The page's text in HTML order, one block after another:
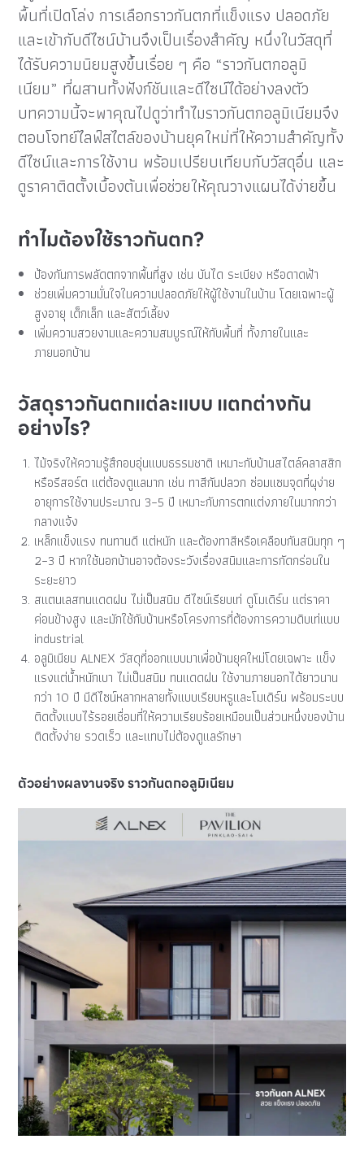
พื้นที่เปิดโล่ง การเลือกราวกันตกที่แข็งแรง ปลอดภัย
และเข้ากับดีไซน์บ้านจึงเป็นเรื่องสำคัญ หนึ่งในวัสดุที่
ได้รับความนิยมสูงขึ้นเรื่อย ๆ คือ “ราวกันตกอลูมิ
เนียม” ที่ผสานทั้งฟังก์ชันและดีไซน์ได้อย่างลงตัว
บทความนี้จะพาคุณไปดูว่าทำไมราวกันตกอลูมิเนียมจึง
ตอบโจทย์ไลฟ์สไตล์ของบ้านยุคใหม่ที่ให้ความสำคัญทั้ง
ดีไซน์และการใช้งาน พร้อมเปรียบเทียบกับวัสดุอื่น และ
ดูราคาติดตั้งเบื้องต้นเพื่อช่วยให้คุณวางแผนได้ง่ายขึ้น
ทำไมต้องใช้ราวกันตก?
ป้องกันการพลัดตกจากพื้นที่สูง เช่น บันได ระเบียง หรือดาดฟ้า
ช่วยเพิ่มความมั่นใจในความปลอดภัยให้ผู้ใช้งานในบ้าน โดยเฉพาะผู้
สูงอายุ เด็กเล็ก และสัตว์เลี้ยง
เพิ่มความสวยงามและความสมบูรณ์ให้กับพื้นที่ ทั้งภายในและ
ภายนอกบ้าน
วัสดุราวกันตกแต่ละแบบ แตกต่างกัน
อย่างไร?
ไม้จริงให้ความรู้สึกอบอุ่นแบบธรรมชาติ เหมาะกับบ้านสไตล์คลาสสิก
หรือรีสอร์ต แต่ต้องดูแลมาก เช่น ทาสีกันปลวก ซ่อมแซมจุดที่ผุง่าย
อายุการใช้งานประมาณ 3–5 ปี เหมาะกับการตกแต่งภายในมากกว่า
กลางแจ้ง
เหล็กแข็งแรง ทนทานดี แต่หนัก และต้องทาสีหรือเคลือบกันสนิมทุก ๆ
2–3 ปี หากใช้นอกบ้านอาจต้องระวังเรื่องสนิมและการกัดกร่อนใน
ระยะยาว
สแตนเลสทนแดดฝน ไม่เป็นสนิม ดีไซน์เรียบเท่ ดูโมเดิร์น แต่ราคา
ค่อนข้างสูง และมักใช้กับบ้านหรือโครงการที่ต้องการความดิบเท่แบบ
industrial
อลูมิเนียม ALNEX วัสดุที่ออกแบบมาเพื่อบ้านยุคใหม่โดยเฉพาะ แข็ง
แรงแต่น้ำหนักเบา ไม่เป็นสนิม ทนแดดฝน ใช้งานภายนอกได้ยาวนาน
กว่า 10 ปี มีดีไซน์หลากหลายทั้งแบบเรียบหรูและโมเดิร์น พร้อมระบบ
ติดตั้งแบบไร้รอยเชื่อมที่ให้ความเรียบร้อยเหมือนเป็นส่วนหนึ่งของบ้าน
ติดตั้งง่าย รวดเร็ว และแทบไม่ต้องดูแลรักษา
ตัวอย่างผลงานจริง ราวกันตกอลูมิเนียม